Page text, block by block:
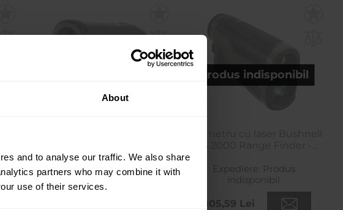
About
and to analyse our traffic. We also share
partners who may combine it with
use of their services.
Brown/Grey
Expediere:Produs
indisponibil
Produs indisponibil
Expediere: Produs
indisponibil
1.805,59 Lei